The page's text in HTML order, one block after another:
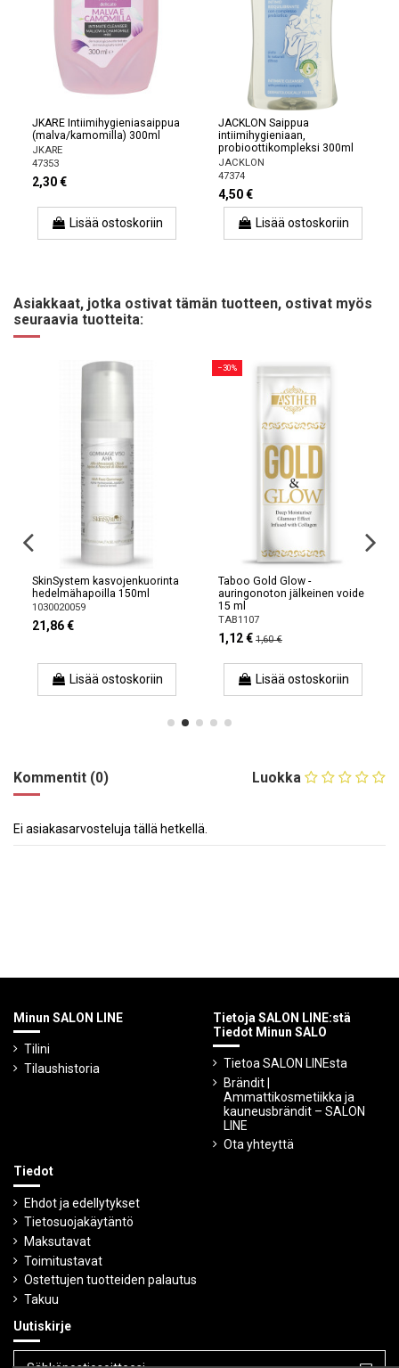
JKARE Intiimihygieniasaippua
(malva/kamomilla) 300ml
JKARE
47353
2,30 €
Lisää ostoskoriin
JACKLON Saippua
intiimihygieniaan,
probioottikompleksi 300ml
JACKLON
47374
4,50 €
Lisää ostoskoriin
Asiakkaat, jotka ostivat tämän tuotteen, ostivat myös
seuraavia tuotteita:
SkinSystem kasvojenkuorinta
hedelmähapoilla 150ml
1030020059
21,86 €
Lisää ostoskoriin
−30%
Taboo Gold Glow -
auringonoton jälkeinen voide
15 ml
TAB1107
1,12 € 1,60 €
Lisää ostoskoriin
Luokka
Kommentit (0)
Ei asiakasarvosteluja tällä hetkellä.
Minun SALON LINE
Tilini
Tilaushistoria
Tietoja SALON LINE:stä
Tiedot Minun SALO
Tietoa SALON LINEsta
Brändit |
Ammattikosmetiikka ja
kauneusbrändit – SALON
LINE
Ota yhteyttä
Tiedot
Ehdot ja edellytykset
Tietosuojakäytäntö
Maksutavat
Toimitustavat
Ostettujen tuotteiden palautus
Takuu
Uutiskirje